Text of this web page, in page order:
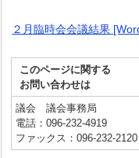
２月臨時会会議結果
このページに関する
お問い合わせは
議会 議会事務局
電話：096-232-4919
ファックス：096-232-2120